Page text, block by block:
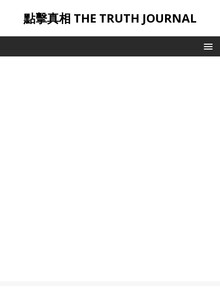
點擊真相 THE TRUTH JOURNAL